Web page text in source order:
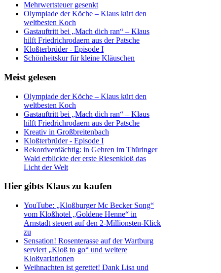
Mehrwertsteuer gesenkt
Olympiade der Köche – Klaus kürt den
weltbesten Koch
Gastauftritt bei „Mach dich ran“ – Klaus
hilft Friedrichrodaern aus der Patsche
Kloßterbrüder - Episode I
Schönheitskur für kleine Kläuschen
Meist gelesen
Olympiade der Köche – Klaus kürt den
weltbesten Koch
Gastauftritt bei „Mach dich ran“ – Klaus
hilft Friedrichrodaern aus der Patsche
Kreativ in Großbreitenbach
Kloßterbrüder - Episode I
Rekordverdächtig: in Gehren im Thüringer
Wald erblickte der erste Riesenkloß das
Licht der Welt
Hier gibts Klaus zu kaufen
YouTube: „Kloßburger Mc Becker Song“
vom Kloßhotel „Goldene Henne“ in
Arnstadt steuert auf den 2-Millionsten-Klick
zu
Sensation! Rosenterasse auf der Wartburg
serviert „Kloß to go“ und weitere
Kloßvariationen
Weihnachten ist gerettet! Dank Lisa und